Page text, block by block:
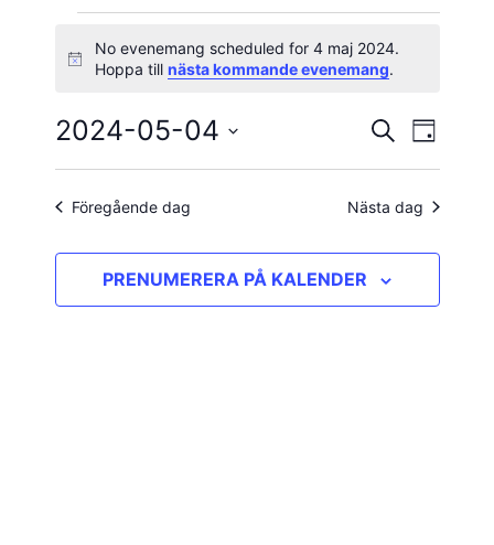
Evenemang
4
maj
2024
Notis
No evenemang scheduled for 4 maj 2024.
Hoppa till nästa kommande evenemang.
Search
and
Views
SÖK DAG
2024-05-04
Välj
Föregående dag Nästa dag
PRENUMERERA PÅ KALENDER